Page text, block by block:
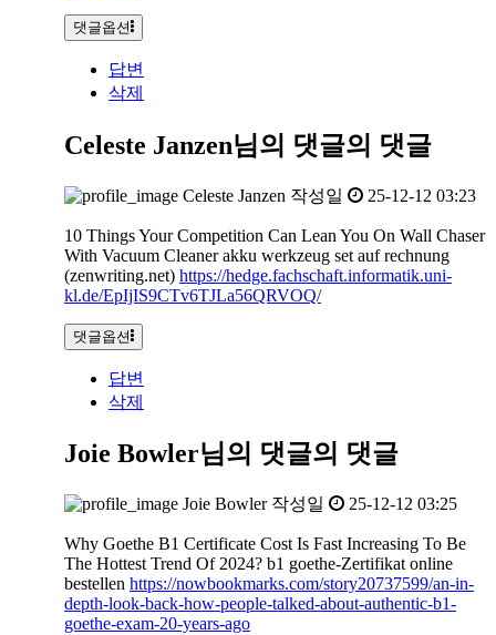
댓글옵션
답변
삭제
Celeste Janzen님의 댓글의 댓글
Celeste Janzen 작성일 25-12-12 03:23
10 Things Your Competition Can Lean You On Wall Chaser
With Vacuum Cleaner akku werkzeug set auf rechnung
(zenwriting.net) https://hedge.fachschaft.informatik.uni-
kl.de/EpIjIS9CTv6TJLa56QRVOQ/
댓글옵션
답변
삭제
Joie Bowler님의 댓글의 댓글
Joie Bowler 작성일 25-12-12 03:25
Why Goethe B1 Certificate Cost Is Fast Increasing To Be
The Hottest Trend Of 2024? b1 goethe-Zertifikat online
bestellen https://nowbookmarks.com/story20737599/an-in-
depth-look-back-how-people-talked-about-authentic-b1-
goethe-exam-20-years-ago